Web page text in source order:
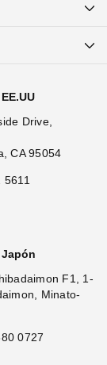
Drive,
CA 95054
5611
F1, 1-
Minato-
0727